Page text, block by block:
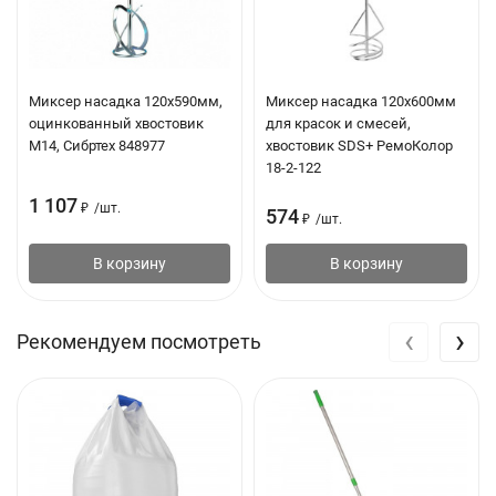
Транспортировка и временное хранение:
в химической промышленности (удобрения,
гранулированные полимеры)
в строительстве (цемент, щебень, древесная стружка)
в пищевой промышленности (сахар, соль, мука, крахмал)
в сельском хозяйстве (зерно, комбикорма) и др. отраслях.
Использование мягких контейнеров МКР позволяет:
сравнению с другими способами упаковки) затратах на
сократить долю ручного труда путем механизации
процесса упаковки и погрузочно-разгрузочных работ;
хранить продукт на открытых площадках (защищенных от
Миксер насадка 120х590мм,
оцинкованный хвостовик
М14, Сибртех 848977
1 107 ₽ /шт.
В корзину
Миксер насадка 120х600мм
для красок и смесей,
хвостовик SDS+ РемоКолор
18-2-122
574 ₽ /шт.
В корзину
Рекомендуем посмотреть ‹ ›